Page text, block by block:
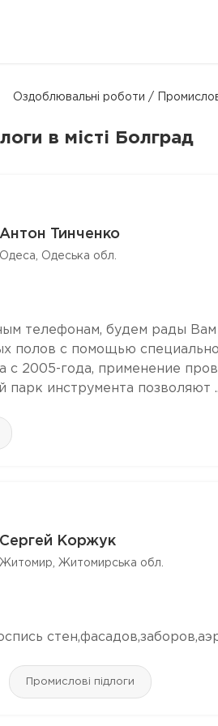
Оздоблювальні роботи /
в місті Болград
Антон Тинченко
Одеса, Одеська обл.
телефонам, будем рады
полов с помощью
с 2005-года, применение
парк инструмента позволяют
Сергей Коржук
Житомир, Житомирська обл.
Промислові підлоги